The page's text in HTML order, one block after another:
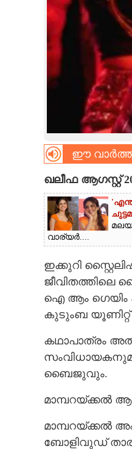
CARTOONS
CONTACT US
ഈ വാർത്ത
ഖലീഫ ആഗസ്റ്റ്
വാര്യർ....
ഇക്കുറി
ജീവിതത്തിലെ
ഐ ആം ഗെയിം
കുടുംബ യൂണിറ്റ്
കഥാപാത്രം
ബൈജുവും.
മാമ്പറയ്ക്കൽ
മാമ്പറയ്ക്കൽ
ബോളിവുഡ്